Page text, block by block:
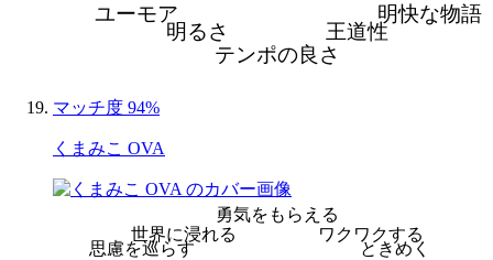
明快な物語
王道性
テンポの良さ
明るさ
ユーモア
マッチ度 94%
くまみこ OVA
勇気をもらえる
ワクワクする
ときめく
思慮を巡らす
世界に浸れる